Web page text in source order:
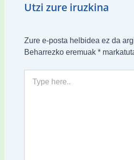
Utzi zure iruzkina
Zure e-posta helbidea ez da
Beharrezko eremuak *
here..